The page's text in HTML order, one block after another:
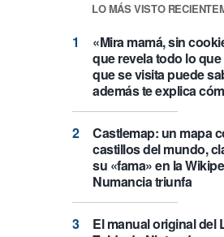
LO MÁS VISTO
«Mira mamá, sin
que revela todo lo
que se visita puede
además te explica
Castlemap: un mapa
castillos del mundo,
su «fama» en la
Numancia triunfa
El manual original del